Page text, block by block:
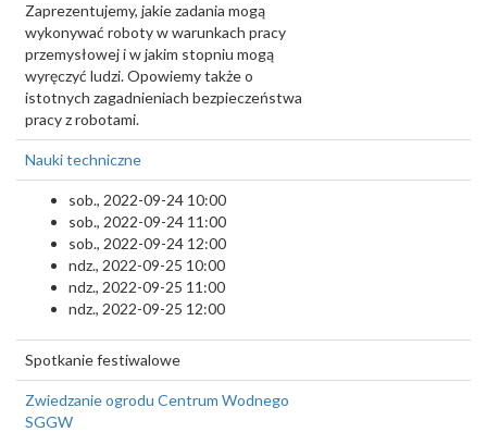
Zaprezentujemy, jakie zadania mogą
wykonywać roboty w warunkach pracy
przemysłowej i w jakim stopniu mogą
wyręczyć ludzi. Opowiemy także o
istotnych zagadnieniach bezpieczeństwa
pracy z robotami.
Nauki techniczne
sob., 2022-09-24 10:00
sob., 2022-09-24 11:00
sob., 2022-09-24 12:00
ndz., 2022-09-25 10:00
ndz., 2022-09-25 11:00
ndz., 2022-09-25 12:00
Spotkanie festiwalowe
Zwiedzanie ogrodu Centrum Wodnego
SGGW